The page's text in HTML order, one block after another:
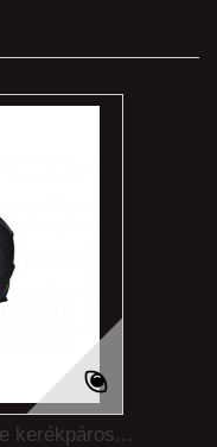
kerékpáros...